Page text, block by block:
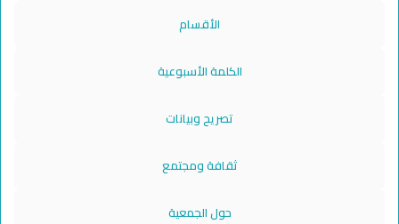
الأقسام
الكلمة الأسبوعية
تصريح وبيانات
ثقافة ومجتمع
حول الجمعية